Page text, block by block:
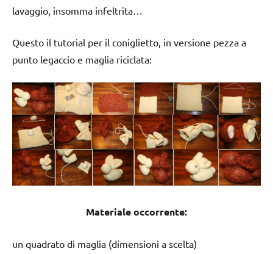
lavaggio, insomma infeltrita…
Questo il tutorial per il coniglietto, in versione pezza a
punto legaccio e maglia riciclata:
Materiale occorrente:
un quadrato di maglia (dimensioni a scelta)